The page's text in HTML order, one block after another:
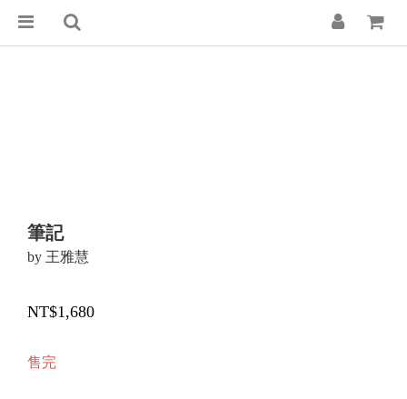
筆記
by 王雅慧
NT$1,680
售完